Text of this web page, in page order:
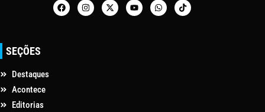
SEÇÕES
Destaques
Acontece
Editorias